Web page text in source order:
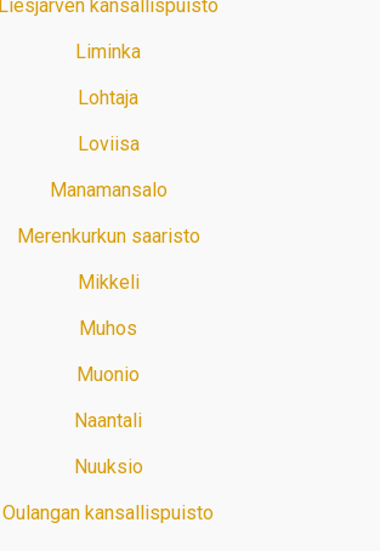
Liesjärven kansallispuisto
Liminka
Lohtaja
Loviisa
Manamansalo
Merenkurkun saaristo
Mikkeli
Muhos
Muonio
Naantali
Nuuksio
Oulangan kansallispuisto